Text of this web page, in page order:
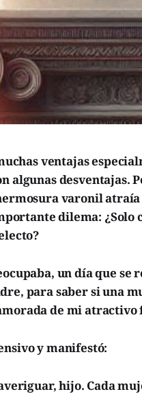
ventajas
algunas desventajas.
varonil atraía
dilema: ¿Solo
un día que se
para saber si una
de mi atractivo
y manifestó:
hijo. Cada